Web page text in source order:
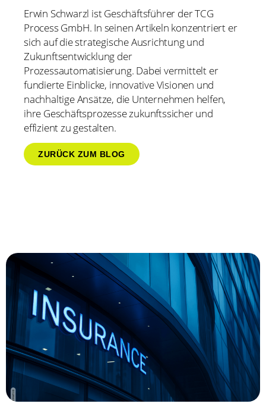
Erwin Schwarzl ist Geschäftsführer der TCG
Process GmbH. In seinen Artikeln konzentriert er
sich auf die strategische Ausrichtung und
Zukunftsentwicklung der
Prozessautomatisierung. Dabei vermittelt er
fundierte Einblicke, innovative Visionen und
nachhaltige Ansätze, die Unternehmen helfen,
ihre Geschäftsprozesse zukunftssicher und
effizient zu gestalten.
ZURÜCK ZUM BLOG